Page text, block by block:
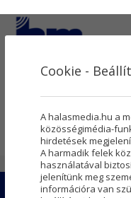
Televízió
Kultúra
Rovatok
Újság
Cookie -
A halasmedia.hu a
közösségimédia-
hirdetések
A harmadik felek
használatával
jelenítünk meg
információra van